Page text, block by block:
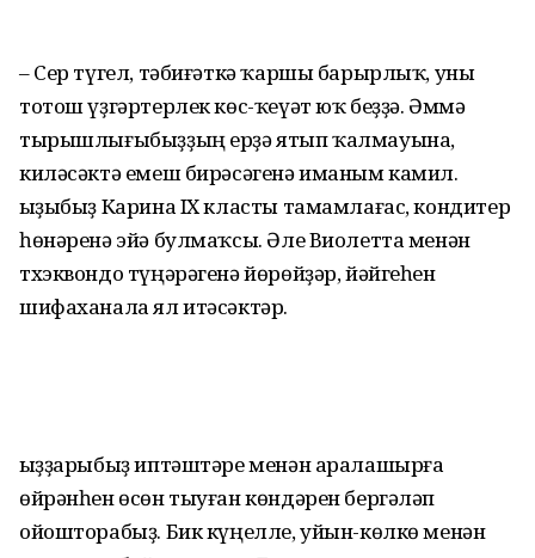
– Сер түгел, тәбиғәткә ҡаршы барырлыҡ, уны
тотош үҙгәртерлек көс-ҡеүәт юҡ беҙҙә. Әммә
тырышлығыбыҙҙың ерҙә ятып ҡалмауына,
киләсәктә емеш бирәсәгенә иманым камил.
Ҡыҙыбыҙ Карина IX класты тамамлағас, кондитер
һөнәренә эйә булмаҡсы. Әле Виолетта менән
тхэквондо түңәрәгенә йөрөйҙәр, йәйгеһен
шифаханала ял итәсәктәр.
Ҡыҙҙарыбыҙ иптәштәре менән аралашырға
өйрәнһен өсөн тыуған көндәрен бергәләп
ойошторабыҙ. Бик күңелле, уйын-көлкө менән